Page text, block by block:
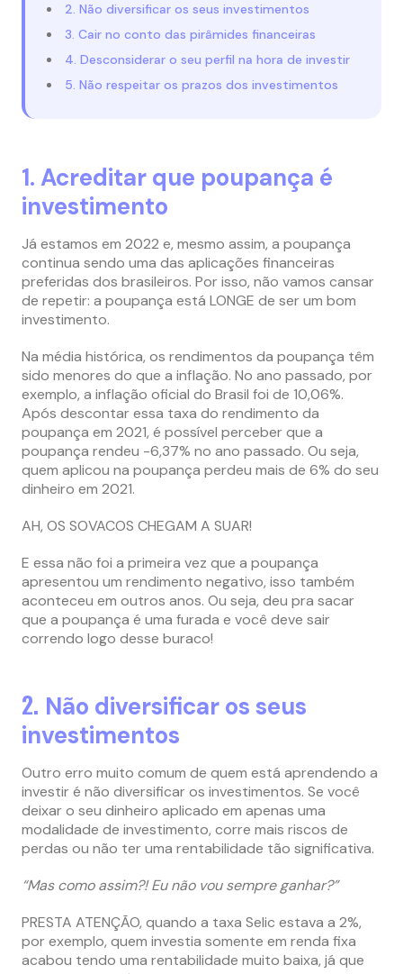
2. Não diversificar os seus investimentos
3. Cair no conto das pirâmides financeiras
4. Desconsiderar o seu perfil na hora de investir
5. Não respeitar os prazos dos investimentos
1. Acreditar que poupança é
investimento
Já estamos em 2022 e, mesmo assim, a poupança
continua sendo uma das aplicações financeiras
preferidas dos brasileiros. Por isso, não vamos cansar
de repetir: a poupança está LONGE de ser um bom
investimento.
Na média histórica, os rendimentos da poupança têm
sido menores do que a inflação. No ano passado, por
exemplo, a inflação oficial do Brasil foi de 10,06%.
Após descontar essa taxa do rendimento da
poupança em 2021, é possível perceber que a
poupança rendeu -6,37% no ano passado. Ou seja,
quem aplicou na poupança perdeu mais de 6% do seu
dinheiro em 2021.
AH, OS SOVACOS CHEGAM A SUAR!
E essa não foi a primeira vez que a poupança
apresentou um rendimento negativo, isso também
aconteceu em outros anos. Ou seja, deu pra sacar
que a poupança é uma furada e você deve sair
correndo logo desse buraco!
2. Não diversificar os seus
investimentos
Outro erro muito comum de quem está aprendendo a
investir é não diversificar os investimentos. Se você
deixar o seu dinheiro aplicado em apenas uma
modalidade de investimento, corre mais riscos de
perdas ou não ter uma rentabilidade tão significativa.
“Mas como assim?! Eu não vou sempre ganhar?”
PRESTA ATENÇÃO, quando a taxa Selic estava a 2%,
por exemplo, quem investia somente em renda fixa
acabou tendo uma rentabilidade muito baixa, já que